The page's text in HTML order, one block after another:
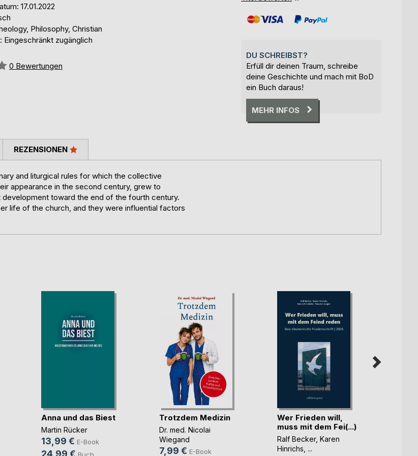
17.01.2022
Philosophy, Christian
Eingeschränkt zugänglich
0 Bewertungen
DU SCHREIBST?
Erfüll dir deinen Traum, schreibe
deine Geschichte und mach mit BoD
ein Buch daraus!
MEHR INFOS
and liturgical rules for which the collective
appearance in the second century, grew to
toward the end of the fourth century.
life of the church, and they were influential factors
REZENSIONEN
Anna und das Biest
Martin Rücker
13,99 € E-Book
24,99 €
Trotzdem Medizin
Dr. med. Nicolai
Wiegand
7,99 € E-Book
Wer Frieden will,
muss mit dem Fei(...)
Ralf Becker, Karen
Hinrichs , ...